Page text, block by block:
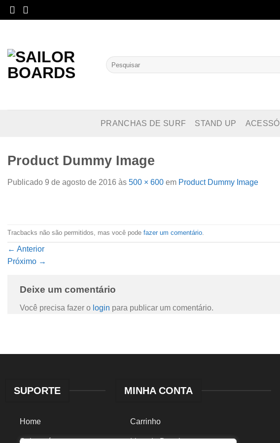
Skip
to
Pesquisar
por:
PRANCHAS DE SURF STAND UP
Product Dummy Image
Publicado 9 de agosto de 2016 às 500 × 600 em Product Dummy Image
Tracbacks não são permitidos, mas você pode fazer um comentário
← Anterior
Próximo →
Deixe um comentário
Você precisa fazer o login para publicar um comentário.
SUPORTE
Home
Sobre nós
MINHA CONTA
Carrinho
Lista de Desejos